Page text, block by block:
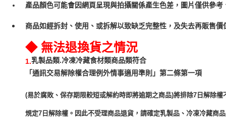
產品顏色可能會因網頁呈現與拍攝關係產生色差，圖片僅供參
商品如經拆封、使用、或拆解以致缺乏完整性，及失去再販售
◆ 無法退換貨之情況
1.乳製品類.冷凍冷藏食材類商品類符合
「通訊交易解除權合理例外情事適用準則」第二條第一項
(易於腐敗、保存期限較短或解約時即將逾期之商品)將排除7日解除權
規定7日解除權。因此不受理商品退貨，請確定乳製品、冷凍冷藏商